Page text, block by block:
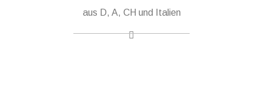
aus D, A, CH und Italien